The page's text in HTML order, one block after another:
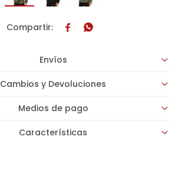
 
Envíos
Cambios y Devoluciones
Medios de pago
Características